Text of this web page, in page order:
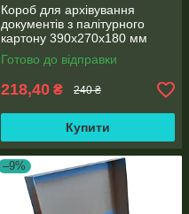
Короб для архівування
документів з палітурного
картону 390х270х180 мм
Готово до відправки
218,40 ₴ 240 ₴
Купити
–9%